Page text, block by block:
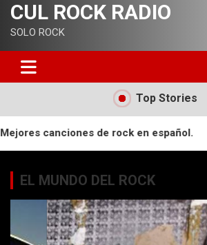
CUL ROCK RADIO
SOLO ROCK
Top Stories
en español. Lo mejor del rock en
EL MUNDO DEL ROCK